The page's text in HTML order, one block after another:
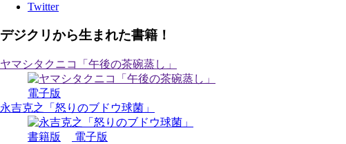
Twitter
デジクリから生まれた書籍！
ヤマシタクニコ「午後の茶碗蒸し」
電子版
永吉克之「怒りのブドウ球菌」
書籍版
電子版